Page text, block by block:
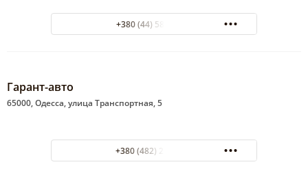
+380 (44) 587 85 55
Гарант-авто
65000, Одесса, улица Транспортная, 5
+380 (482) 22-19-01